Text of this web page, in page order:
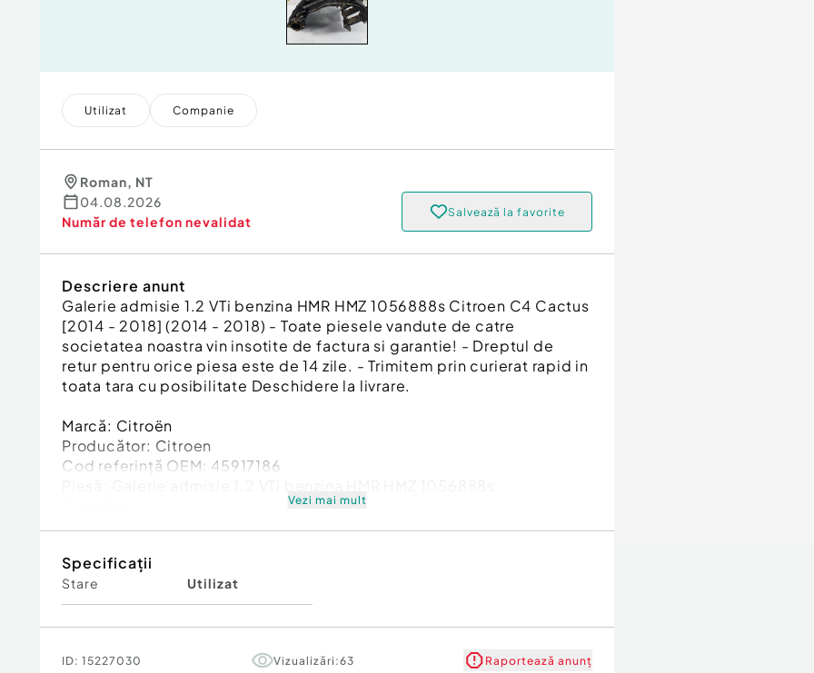
Utilizat Companie
Roman, NT
04.08.2026
Număr de telefon nevalidat
Salvează la favorite
Descriere anunt
Galerie admisie 1.2 VTi benzina HMR HMZ 1056888s Citroen C4 Cactus
[2014 - 2018] (2014 - 2018) - Toate piesele vandute de catre
societatea noastra vin insotite de factura si garantie! - Dreptul de
retur pentru orice piesa este de 14 zile. - Trimitem prin curierat rapid in
toata tara cu posibilitate Deschidere la livrare.
Marcă: Citroën
Producător: Citroen
Cod referinţă OEM: 45917186
Vezi mai mult
Specificații
Stare Utilizat
ID: 15227030 Vizualizări:63 Raportează anunț